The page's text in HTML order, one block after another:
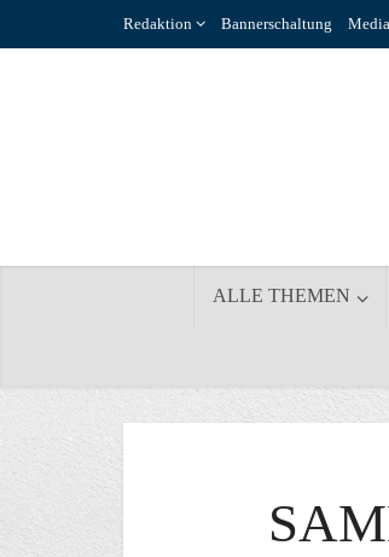
Redaktion Bannerschaltung
ALLE THEMEN